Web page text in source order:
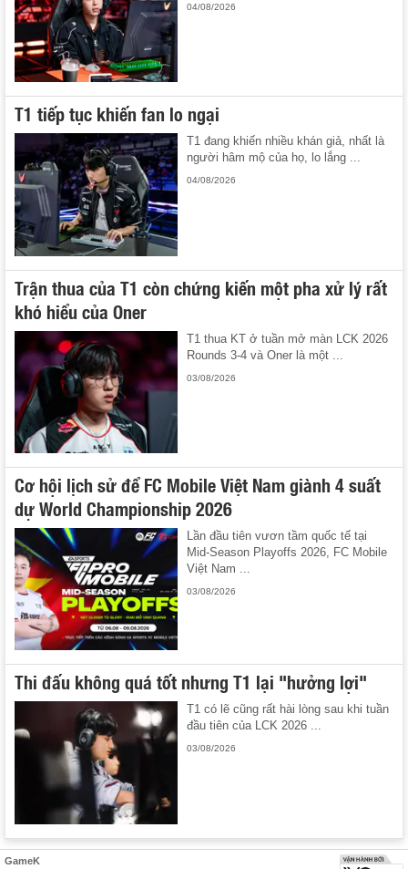
04/08/2026
T1 tiếp tục khiến fan lo ngại
T1 đang khiến nhiều khán giả, nhất là
người hâm mộ của họ, lo lắng ...
04/08/2026
Trận thua của T1 còn chứng kiến một pha xử lý rất
khó hiểu của Oner
T1 thua KT ở tuần mở màn LCK 2026
Rounds 3-4 và Oner là một ...
03/08/2026
Cơ hội lịch sử để FC Mobile Việt Nam giành 4 suất
dự World Championship 2026
Lần đầu tiên vươn tầm quốc tế tại
Mid-Season Playoffs 2026, FC Mobile
Việt Nam ...
03/08/2026
Thi đấu không quá tốt nhưng T1 lại "hưởng lợi"
T1 có lẽ cũng rất hài lòng sau khi tuần
đầu tiên của LCK 2026 ...
03/08/2026
GameK